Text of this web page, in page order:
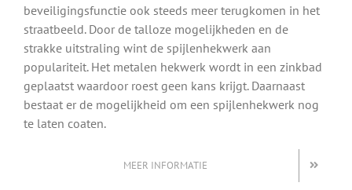
beveiligingsfunctie ook steeds meer terugkomen in het
straatbeeld. Door de talloze mogelijkheden en de
strakke uitstraling wint de spijlenhekwerk aan
populariteit. Het metalen hekwerk wordt in een zinkbad
geplaatst waardoor roest geen kans krijgt. Daarnaast
bestaat er de mogelijkheid om een spijlenhekwerk nog
te laten coaten.
MEER INFORMATIE